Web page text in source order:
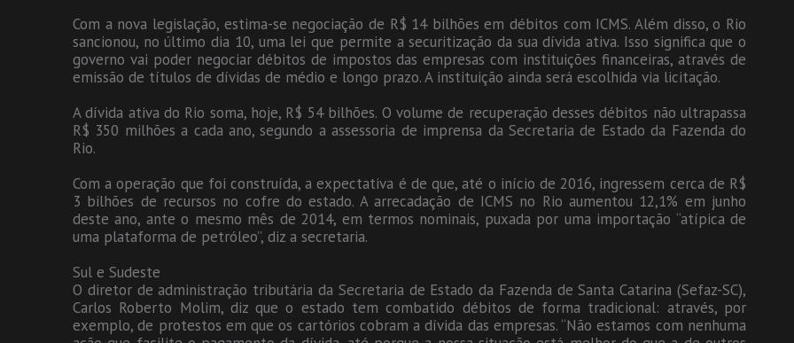
Com a nova legislação, estima-se negociação de R$ 14 bilhões em débitos com ICMS. Além disso, o Rio
sancionou, no último dia 10, uma lei que permite a securitização da sua dívida ativa. Isso significa que o
governo vai poder negociar débitos de impostos das empresas com instituições financeiras, através de
emissão de títulos de dívidas de médio e longo prazo. A instituição ainda será escolhida via licitação.
A dívida ativa do Rio soma, hoje, R$ 54 bilhões. O volume de recuperação desses débitos não ultrapassa
R$ 350 milhões a cada ano, segundo a assessoria de imprensa da Secretaria de Estado da Fazenda do
Rio.
Com a operação que foi construída, a expectativa é de que, até o início de 2016, ingressem cerca de R$
3 bilhões de recursos no cofre do estado. A arrecadação de ICMS no Rio aumentou 12,1% em junho
deste ano, ante o mesmo mês de 2014, em termos nominais, puxada por uma importação “atípica de
uma plataforma de petróleo”, diz a secretaria.
Sul e Sudeste
O diretor de administração tributária da Secretaria de Estado da Fazenda de Santa Catarina (Sefaz-SC),
Carlos Roberto Molim, diz que o estado tem combatido débitos de forma tradicional: através, por
exemplo, de protestos em que os cartórios cobram a dívida das empresas. “Não estamos com nenhuma